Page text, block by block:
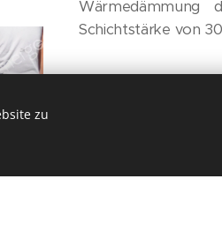
Schichtstärke von
zu